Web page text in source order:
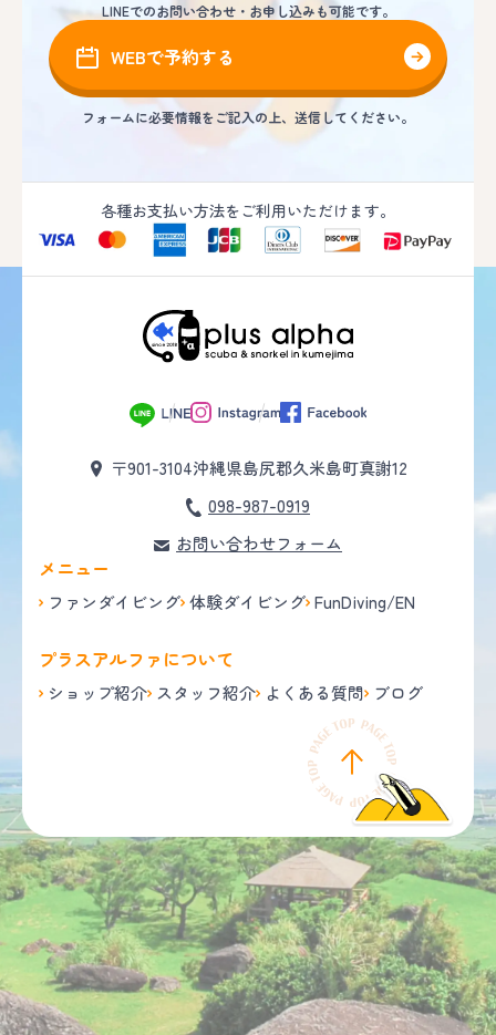
LINEでのお問い合わせ・お申し込みも可能です。
WEBで予約する
フォームに必要情報をご記入の上、送信してください。
各種お支払い方法をご利用いただけます。
〒901-3104沖縄県島尻郡久米島町真謝12
098-987-0919
お問い合わせフォーム
メニュー
ファンダイビング 体験ダイビング FunDiving/EN
プラスアルファについて
ショップ紹介 スタッフ紹介 よくある質問 ブログ